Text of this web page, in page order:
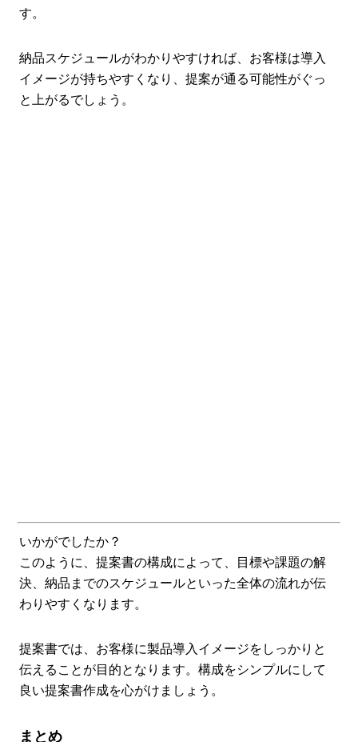
す。
納品スケジュールがわかりやすければ、お客様は導入
イメージが持ちやすくなり、提案が通る可能性がぐっ
と上がるでしょう。
いかがでしたか？
このように、提案書の構成によって、目標や課題の解
決、納品までのスケジュールといった全体の流れが伝
わりやすくなります。
提案書では、お客様に製品導入イメージをしっかりと
伝えることが目的となります。構成をシンプルにして
良い提案書作成を心がけましょう。
まとめ